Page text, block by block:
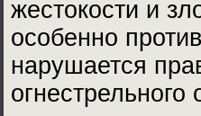
жестокости и
особенно
нарушается
огнестрельного